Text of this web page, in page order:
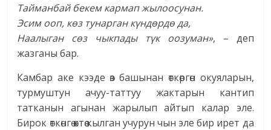
Тайманбай бекем кармап жылоосунан.
Эсим ооп, көз тунарган күндөрдө да,
Наалыган сөз чыкпады түк оозуман», – деп
жазганы бар.
Камбар аке кээде өз башынан өткөргөн окуяларын,
турмуштун ачуу-таттуу жактарын кантип
татканын агынан жарылып айтып калар эле.
Бирок өткөнгө өктөө кылган учурун чын эле бир ирет да